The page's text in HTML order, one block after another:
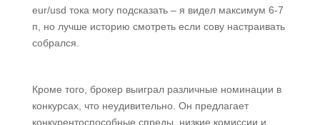
eur/usd тока могу подсказать – я видел максимум 6-7
п, но лучше историю смотреть если сову настраивать
собрался.
Кроме того, брокер выиграл различные номинации в
конкурсах, что неудивительно. Он предлагает
конкурентоспособные спреды, низкие комиссии и